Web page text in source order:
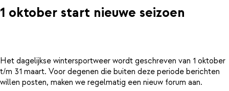
1 oktober start nieuwe seizoen
Het dagelijkse wintersportweer wordt geschreven van 1 oktober
t/m 31 maart. Voor degenen die buiten deze periode berichten
willen posten, maken we regelmatig een nieuw forum aan.